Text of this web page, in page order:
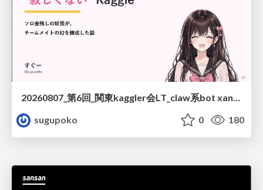
20260807_第6回_関東kaggler会LT_claw系bot xangiと始める、"寂しくない" kaggle
sugupoko
0 180